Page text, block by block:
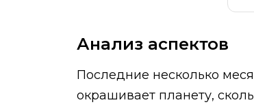
Анализ аспектов
Последние несколько
окрашивает планету,